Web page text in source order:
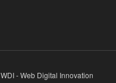
WDI - Web Digital Innovation